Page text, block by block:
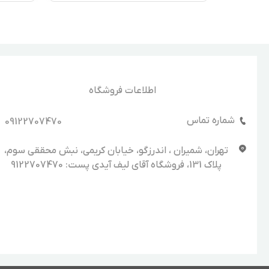
اطلاعات فروشگاه
شماره تماس 09122707470
تهران، شمیران ، اندرزگو، خیابان کریمی، نبش محققی سوم،
پلاک 131، فروشگاه آقای لیف آیدی پست: 9122707470